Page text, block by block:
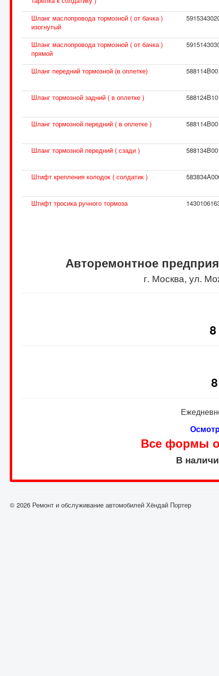
Шланг маслопровода тормозной ( от бачка )
изогнутый
Шланг маслопровода тормозной ( от бачка )
прямой
Шланг передний тормозной (в оплетке)
Шланг тормозной задний ( в оплетке )
Шланг тормозной передний ( в оплетке )
Шланг тормозной передний ( сзади )
Штифт крепления колодок ( солдатик )
Штифт тросика ручного тормоза
Авторемонтное
г. Москва, ул.
Все формы
В
© 2026 Ремонт и обслуживание автомобилей Хёндай Портер